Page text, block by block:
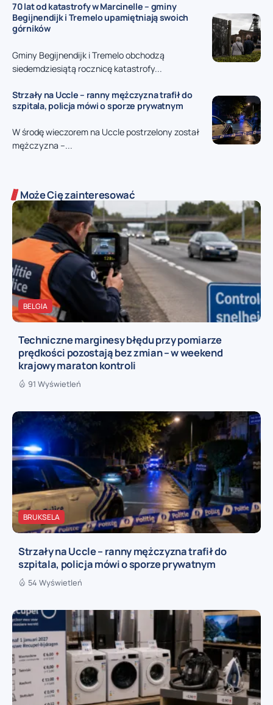
70 lat od katastrofy w Marcinelle – gminy
Begijnendijk i Tremelo upamiętniają swoich
górników
Gminy Begijnendijk i Tremelo obchodzą
siedemdziesiątą rocznicę katastrofy...
Strzały na Uccle – ranny mężczyzna trafił do
szpitala, policja mówi o sporze prywatnym
W środę wieczorem na Uccle postrzelony został
mężczyzna –...
Może Cię zainteresować
BELGIA
Techniczne marginesy błędu przy pomiarze
prędkości pozostają bez zmian – w weekend
krajowy maraton kontroli
91 Wyświetleń
BRUKSELA
Strzały na Uccle – ranny mężczyzna trafił do
szpitala, policja mówi o sporze prywatnym
54 Wyświetleń